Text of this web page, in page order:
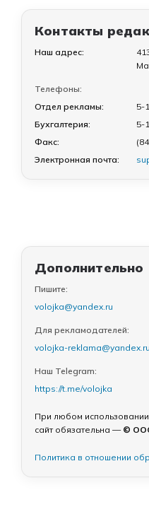
Контакты
Наш адрес:
Телефоны:
Отдел рекламы:
5-
Бухгалтерия:
5-
Факс:
Электронная почта:
Дополнительно
Пишите:
volojka@yandex.ru
Для рекламодателей:
volojka-reklama@yandex.ru
Наш Telegram:
https://t.me/volojka
При любом
сайт обязательна — ©
Политика в отношении